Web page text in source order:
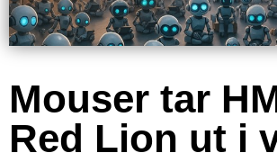
Mouser tar
Red Lion ut i